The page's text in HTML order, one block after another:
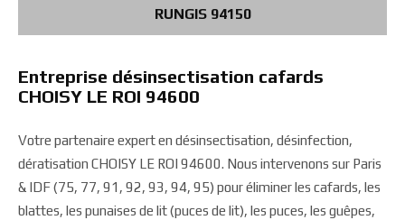
RUNGIS 94150
Entreprise désinsectisation cafards
CHOISY LE ROI 94600
Votre partenaire expert en désinsectisation, désinfection,
dératisation CHOISY LE ROI 94600. Nous intervenons sur Paris
& IDF (75, 77, 91, 92, 93, 94, 95) pour éliminer les cafards, les
blattes, les punaises de lit (puces de lit), les puces, les guêpes,